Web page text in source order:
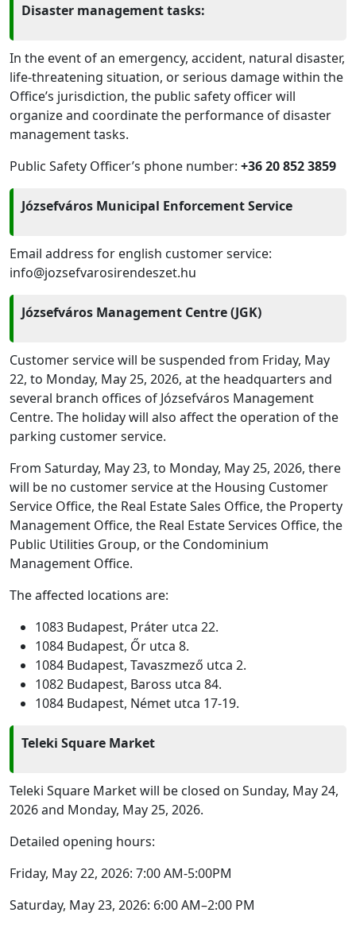
Disaster management tasks:
In the event of an emergency, accident, natural disaster,
life-threatening situation, or serious damage within the
Office’s jurisdiction, the public safety officer will
organize and coordinate the performance of disaster
management tasks.
Public Safety Officer’s phone number: +36 20 852 3859
Józsefváros Municipal Enforcement Service
Email address for english customer service:
info@jozsefvarosirendeszet.hu
Józsefváros Management Centre (JGK)
Customer service will be suspended from Friday, May
22, to Monday, May 25, 2026, at the headquarters and
several branch offices of Józsefváros Management
Centre. The holiday will also affect the operation of the
parking customer service.
From Saturday, May 23, to Monday, May 25, 2026, there
will be no customer service at the Housing Customer
Service Office, the Real Estate Sales Office, the Property
Management Office, the Real Estate Services Office, the
Public Utilities Group, or the Condominium
Management Office.
The affected locations are:
1083 Budapest, Práter utca 22.
1084 Budapest, Őr utca 8.
1084 Budapest, Tavaszmező utca 2.
1082 Budapest, Baross utca 84.
1084 Budapest, Német utca 17-19.
Teleki Square Market
Teleki Square Market will be closed on Sunday, May 24,
2026 and Monday, May 25, 2026.
Detailed opening hours:
Friday, May 22, 2026: 7:00 AM-5:00PM
Saturday, May 23, 2026: 6:00 AM–2:00 PM